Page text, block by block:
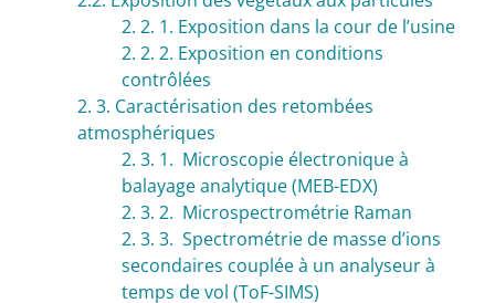
2. 2. 1. Exposition dans la cour de l’usine
2. 2. 2. Exposition en conditions
contrôlées
2. 3. Caractérisation des retombées
atmosphériques
2. 3. 1. Microscopie électronique à
balayage analytique (MEB-EDX)
2. 3. 2. Microspectrométrie Raman
2. 3. 3. Spectrométrie de masse d’ions
secondaires couplée à un analyseur à
temps de vol (ToF-SIMS)